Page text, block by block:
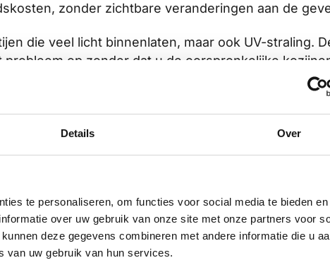
Details Over
te personaliseren, om functies voor social media te bieden en
over uw gebruik van onze site met onze partners voor
deze gegevens combineren met andere informatie die u
van uw gebruik van hun services.
zonder zichtbare veranderingen aan de
die veel licht binnenlaten, maar ook UV-straling.
op zonder dat u de oorspronkelijke
Desuperieure isolatiezorgt voor
voor aangenaam daglicht zonder schadelijke